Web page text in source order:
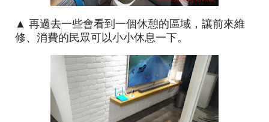
▲ 再過去一些會看到一個休憩的區域，讓前來維
修、消費的民眾可以小小休息一下。